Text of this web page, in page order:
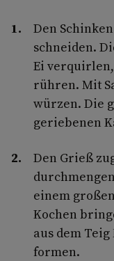
Den
schneiden.
Ei
rühren. Mit
würzen. Die
geriebenen
Den Grieß
einem
Kochen
aus dem
formen.